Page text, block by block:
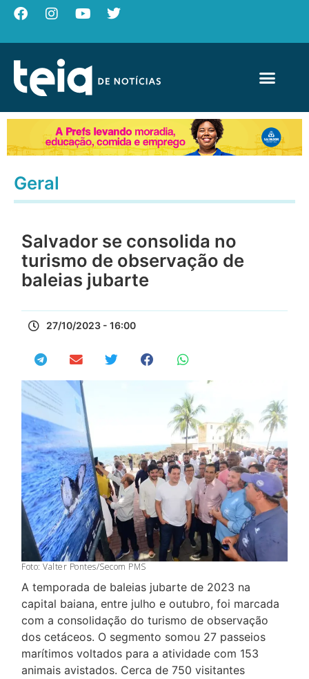
Geral
Salvador se consolida no
turismo de observação de
baleias jubarte
27/10/2023 - 16:00
Foto: Valter Pontes/Secom PMS
A temporada de baleias jubarte de 2023 na
capital baiana, entre julho e outubro, foi marcada
com a consolidação do turismo de observação
dos cetáceos. O segmento somou 27 passeios
marítimos voltados para a atividade com 153
animais avistados. Cerca de 750 visitantes